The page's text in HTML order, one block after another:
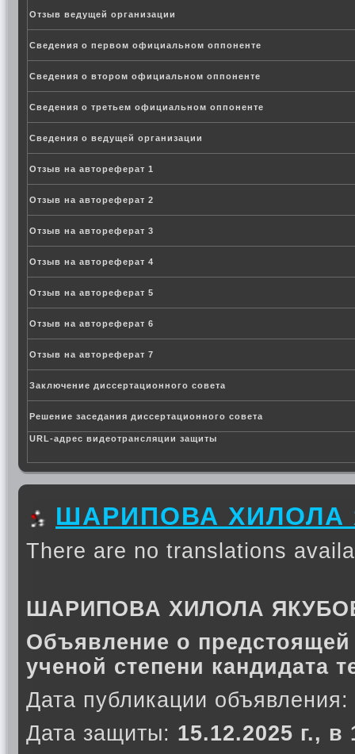
Отзыв ведущей организации
Сведения о первом официальном оппоненте
Сведения о втором официальном оппоненте
Сведения о третьем официальном оппоненте
Сведения о ведущей организации
Отзыв на автореферат 1
Отзыв на автореферат 2
Отзыв на автореферат 3
Отзыв на автореферат 4
Отзыв на автореферат 5
Отзыв на автореферат 6
Отзыв на автореферат 7
Заключение диссертационного совета
Решение заседания диссертационного совета
URL-адрес видеотрансляции защиты
ШАРИПОВА ХИЛОЛА
There are no translations
ШАРИПОВА ХИЛОЛА
Объявление о предстоящей
ученой степени кандидата
Дата публикации объявления:
Дата защиты: 15.12.2025 г., в